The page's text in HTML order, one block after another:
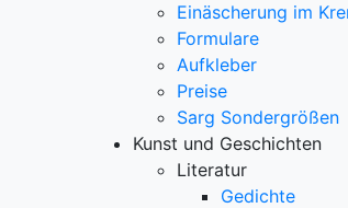
Einäscherung im
Formulare
Aufkleber
Preise
Sarg Sondergrößen
Kunst und Geschichten
Literatur
Gedichte